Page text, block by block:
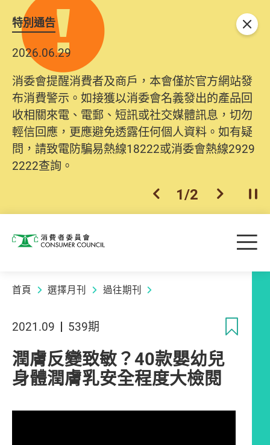
特別通告
2026.06.29
消委會提醒消費者及商戶，本會僅於官方網站發
布消費警示。如接獲以消委會名義發出的產品回
收相關來電、電郵、短訊或社交媒體訊息，切勿
輕信回應，更應避免透露任何個人資料。如有疑
問，請致電防騙易熱線18222或消委會熱線2929
2222查詢。
上一個
1/2 下一個開
關閉
消費者委員會 目
首頁 選擇月刊 過往期刊
2021.09 539期
潤膚反變致敏？40款嬰幼兒
身體潤膚乳安全程度大檢閱